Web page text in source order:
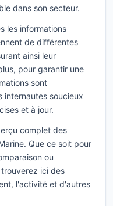
dans son secteur.
les informations
de différentes
ainsi leur
pour garantir une
sont
internautes soucieux
et à jour.
complet des
Que ce soit pour
ou
ici des
l'activité et d'autres